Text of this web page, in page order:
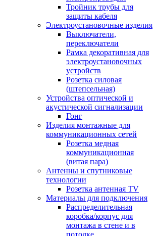
Тройник трубы для
защиты кабеля
Электроустановочные изделия
Выключатели,
переключатели
Рамка декоративная для
электроустановочных
устройств
Розетка силовая
(штепсельная)
Устройства оптической и
акустической сигнализации
Гонг
Изделия монтажные для
коммуникационных сетей
Розетка медная
коммуникационная
(витая пара)
Антенны и спутниковые
технологии
Розетка антенная TV
Материалы для подключения
Распределительная
коробка/корпус для
монтажа в стене и в
потолке